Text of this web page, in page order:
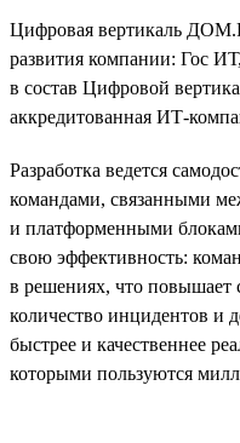
Цифровая вертикаль
развития компании: Гос
в состав Цифровой
аккредитованная ИТ-
Разработка ведется
командами, связанными
и платформенными
свою эффективность:
в решениях, что повышает
количество инцидентов и
быстрее и качественнее
которыми пользуются